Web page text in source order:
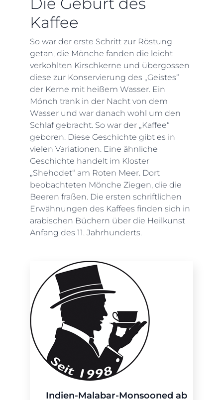
Kaffee
So war der erste Schritt zur Röstung
getan, die Mönche fanden die leicht
verkohlten Kirschkerne und übergossen
diese zur Konservierung des „Geistes“
der Kerne mit heißem Wasser. Ein
Mönch trank in der Nacht von dem
Wasser und war danach wohl um den
Schlaf gebracht. So war der „Kaffee“
geboren. Diese Geschichte gibt es in
vielen Variationen. Eine ähnliche
Geschichte handelt im Kloster
„Shehodet“ am Roten Meer. Dort
beobachteten Mönche Ziegen, die die
Beeren fraßen. Die ersten schriftlichen
Erwähnungen des Kaffees finden sich in
arabischen Büchern über die Heilkunst
Anfang des 11. Jahrhunderts.
Indien-Malabar-Monsooned ab